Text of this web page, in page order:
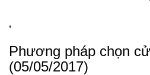
•
Phương pháp chọn
(05/05/2017)